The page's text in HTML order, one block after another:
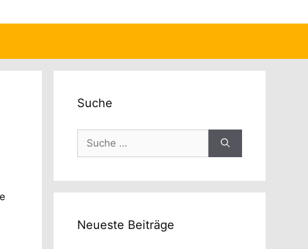
Suche
Neueste Beiträge